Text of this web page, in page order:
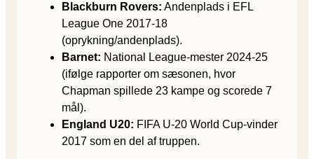
Blackburn Rovers: Andenplads i EFL
League One 2017-18
(oprykning/andenplads).
Barnet: National League-mester 2024-25
(ifølge rapporter om sæsonen, hvor
Chapman spillede 23 kampe og scorede 7
mål).
England U20: FIFA U-20 World Cup-vinder
2017 som en del af truppen.